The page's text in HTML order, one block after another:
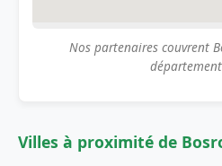
Nos partenaires couvrent
Villes à proximité de